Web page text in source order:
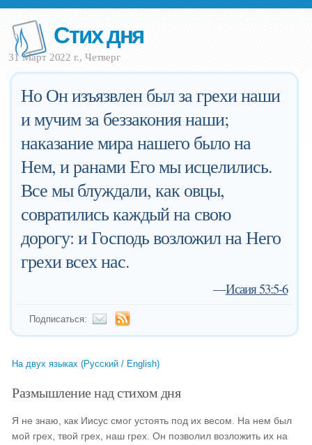
Стих дня
31 Март 2022 г., Четверг
Но Он изъязвлен был за грехи наши
и мучим за беззакония наши;
наказание мира нашего было на
Нем, и ранами Его мы исцелились.
Все мы блуждали, как овцы,
совратились каждый на свою
дорогу: и Господь возложил на Него
грехи всех нас.
—Исаия 53:5-6
Подписаться:
На двух языках (Русский / English)
Размышление над стихом дня
Я не знаю, как Иисус смог устоять под их весом. На нем был
мой грех, твой грех, наш грех. Он позволил возложить их на